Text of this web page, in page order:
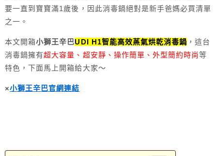
要一直到寶寶滿1歲後，因此消毒鍋絕對是新手爸媽必買清單
之一。
本文開箱小獅王辛巴UDI H1智能高效蒸氣烘乾消毒鍋 ，這台
消毒鍋擁有超大容量、超安靜、操作簡單、外型簡約時尚等
特色，下面馬上開箱給大家～
×小獅王辛巴官網連結